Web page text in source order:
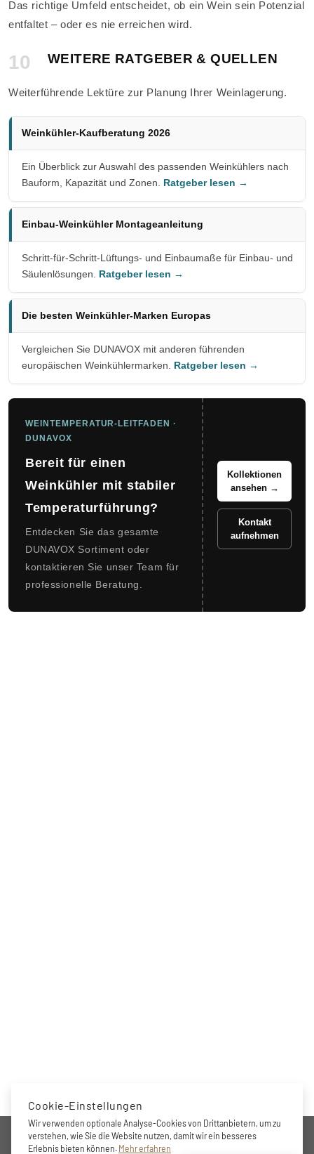
Das richtige Umfeld entscheidet, ob ein Wein sein Potenzial
entfaltet – oder es nie erreichen wird.
10 WEITERE RATGEBER & QUELLEN
Weiterführende Lektüre zur Planung Ihrer Weinlagerung.
Weinkühler-Kaufberatung 2026
Ein Überblick zur Auswahl des passenden Weinkühlers nach
Bauform, Kapazität und Zonen. Ratgeber lesen →
Einbau-Weinkühler Montageanleitung
Schritt-für-Schritt-Lüftungs- und Einbaumaße für Einbau- und
Säulenlösungen. Ratgeber lesen →
Die besten Weinkühler-Marken Europas
Vergleichen Sie DUNAVOX mit anderen führenden
europäischen Weinkühlermarken. Ratgeber lesen →
WEINTEMPERATUR-LEITFADEN ·
DUNAVOX
Bereit für einen
Weinkühler mit stabiler
Temperaturführung?
Entdecken Sie das gesamte
DUNAVOX Sortiment oder
kontaktieren Sie unser Team für
professionelle Beratung.
Kollektionen
ansehen →
Kontakt
aufnehmen
UNTERNEHMEN
Cookie-Einstellungen
Wir verwenden optionale Analyse-Cookies von Drittanbietern, um zu
verstehen, wie Sie die Website nutzen, damit wir ein besseres
Erlebnis bieten können. Mehr erfahren